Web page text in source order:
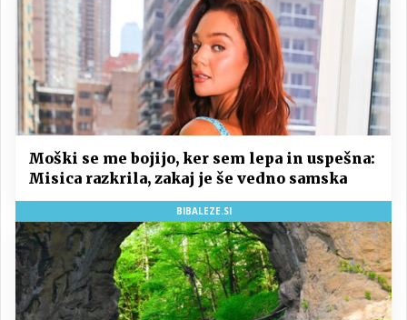
Moški se me bojijo, ker sem lepa in uspešna:
Misica razkrila, zakaj je še vedno samska
BIBALEZE.SI